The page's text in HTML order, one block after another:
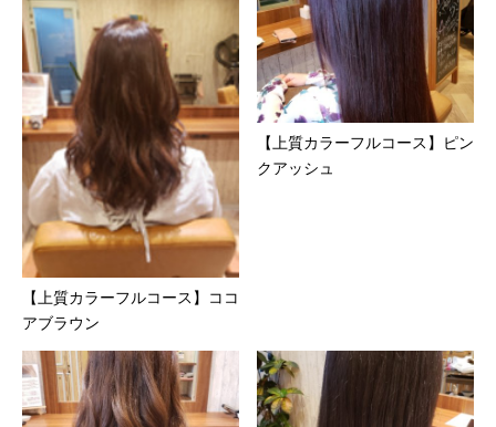
【上質カラーフルコース】ココ
アブラウン
【上質カラーフルコース】ピン
クアッシュ